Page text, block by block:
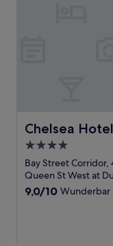
Chelsea
Chelsea Hotel,
4.0-
Sterne-
Unterkunft
Bay Street
Queen St West at
9.0
9,0/10 Wunderbar